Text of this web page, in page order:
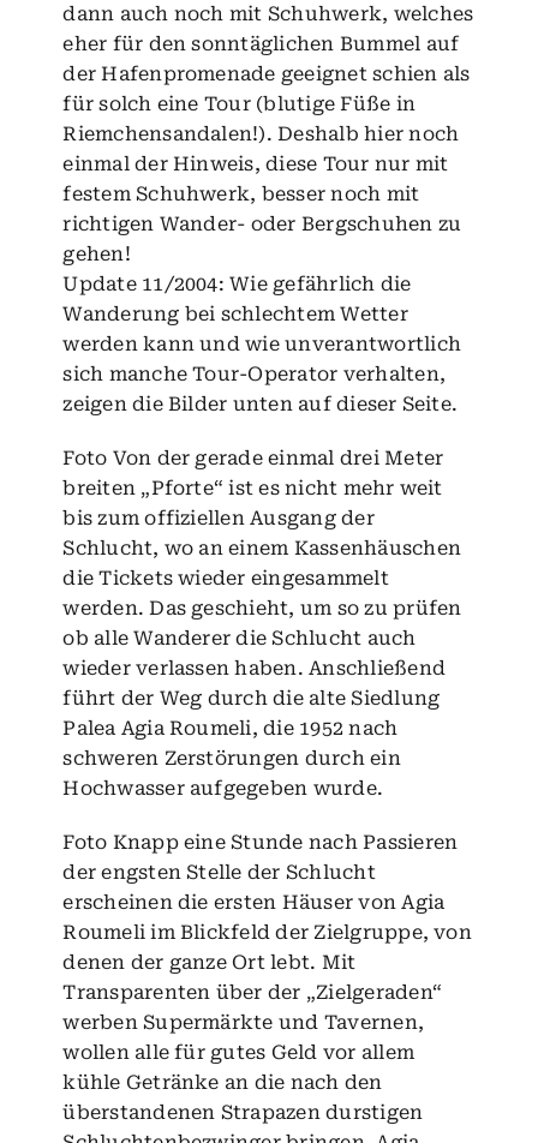
dann auch noch mit Schuhwerk, welches
eher für den sonntäglichen Bummel auf
der Hafenpromenade geeignet schien als
für solch eine Tour (blutige Füße in
Riemchensandalen!). Deshalb hier noch
einmal der Hinweis, diese Tour nur mit
festem Schuhwerk, besser noch mit
richtigen Wander- oder Bergschuhen zu
gehen!
Update 11/2004: Wie gefährlich die
Wanderung bei schlechtem Wetter
werden kann und wie unverantwortlich
sich manche Tour-Operator verhalten,
zeigen die Bilder unten auf dieser Seite.
Foto Von der gerade einmal drei Meter
breiten „Pforte“ ist es nicht mehr weit
bis zum offiziellen Ausgang der
Schlucht, wo an einem Kassenhäuschen
die Tickets wieder eingesammelt
werden. Das geschieht, um so zu prüfen
ob alle Wanderer die Schlucht auch
wieder verlassen haben. Anschließend
führt der Weg durch die alte Siedlung
Palea Agia Roumeli, die 1952 nach
schweren Zerstörungen durch ein
Hochwasser aufgegeben wurde.
Foto Knapp eine Stunde nach Passieren
der engsten Stelle der Schlucht
erscheinen die ersten Häuser von Agia
Roumeli im Blickfeld der Zielgruppe, von
denen der ganze Ort lebt. Mit
Transparenten über der „Zielgeraden“
werben Supermärkte und Tavernen,
wollen alle für gutes Geld vor allem
kühle Getränke an die nach den
überstandenen Strapazen durstigen